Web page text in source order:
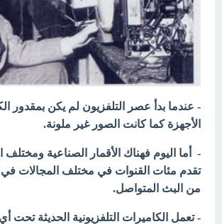
- عندما بدأ عصر التلفزيون لم يكن بمقدور
الأجهزة كما كانت الصور غير ملونة.
- أما اليوم فهناك الأقمار الصناعية ومختلف
تقدم مئات القنوات في مختلف المجالات
من البث المتواصل.
- تعمل الكاميرات التلفزيونية الحديثة